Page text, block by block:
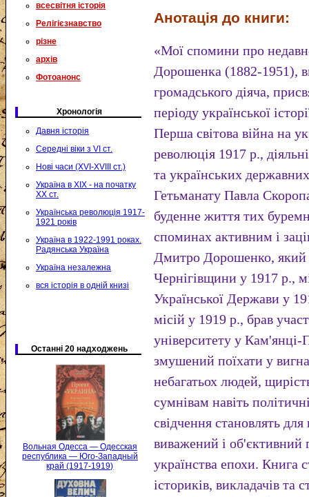
всесвітня історія
Релігієзнавство
різне
архів
Фотоанонс
Хронологія
Давня історія
Середні віки з VI ст.
Нові часи (XVI-XVIII ст.)
Україна в XIX - на початку
XX ст.
Українська революція 1917-
1921 років
Україна в 1922-1991 роках.
Радянська Україна
Україна незалежна
вся історія в одній книзі
Останні 20 надходжень
Вольная Одесса — Одесская
республика — Юго-Западный
край (1917-1919)
Анотація до книги:
«Мої спомини про
Дорошенка (1882-1951),
громадського діяча,
періоду української
Перша світова війна на
революція 1917 р.,
та українських
Гетьманату Павла
буденне життя тих
споминах активним і
Дмитро Дорошенко, який
Чернігівщини у 1917 р.,
Української Держави у
місій у 1919 р., брав
університету у Кам'янці-
змушений поїхати у
небагатьох людей,
сумнівам навіть
свідчення становлять
виважений і об'єктивний
українства епохи. Книга
істориків, викладачів та